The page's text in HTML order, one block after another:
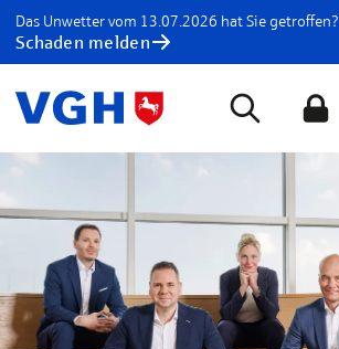
Das Unwetter vom 13.07.2026 hat Sie getroffen?
Schaden melden